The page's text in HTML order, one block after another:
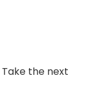
Take the next